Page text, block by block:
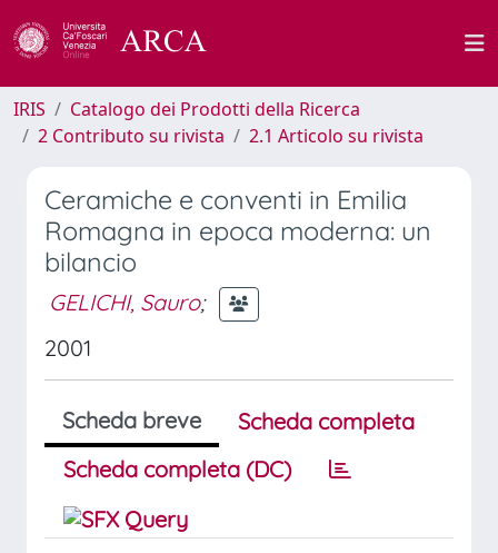
IRIS
Catalogo dei Prodotti della Ricerca
2 Contributo su rivista
2.1 Articolo su rivista
Ceramiche e conventi in Emilia
Romagna in epoca moderna: un
bilancio
GELICHI, Sauro;
2001
Scheda breve
Scheda completa
Scheda completa (DC)